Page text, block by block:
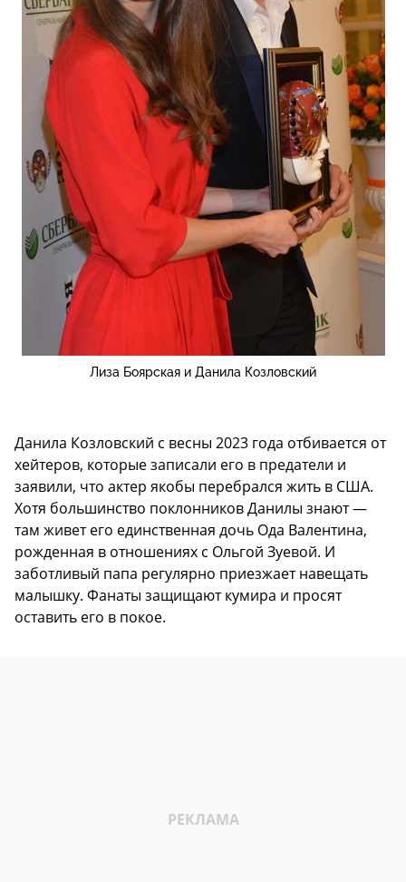
Лиза Боярская и Данила Козловский
Данила Козловский с весны 2023 года отбивается от
хейтеров, которые записали его в предатели и
заявили, что актер якобы перебрался жить в США.
Хотя большинство поклонников Данилы знают —
там живет его единственная дочь Ода Валентина,
рожденная в отношениях с Ольгой Зуевой. И
заботливый папа регулярно приезжает навещать
малышку. Фанаты защищают кумира и просят
оставить его в покое.